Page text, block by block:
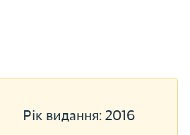
Рік видання: 2016